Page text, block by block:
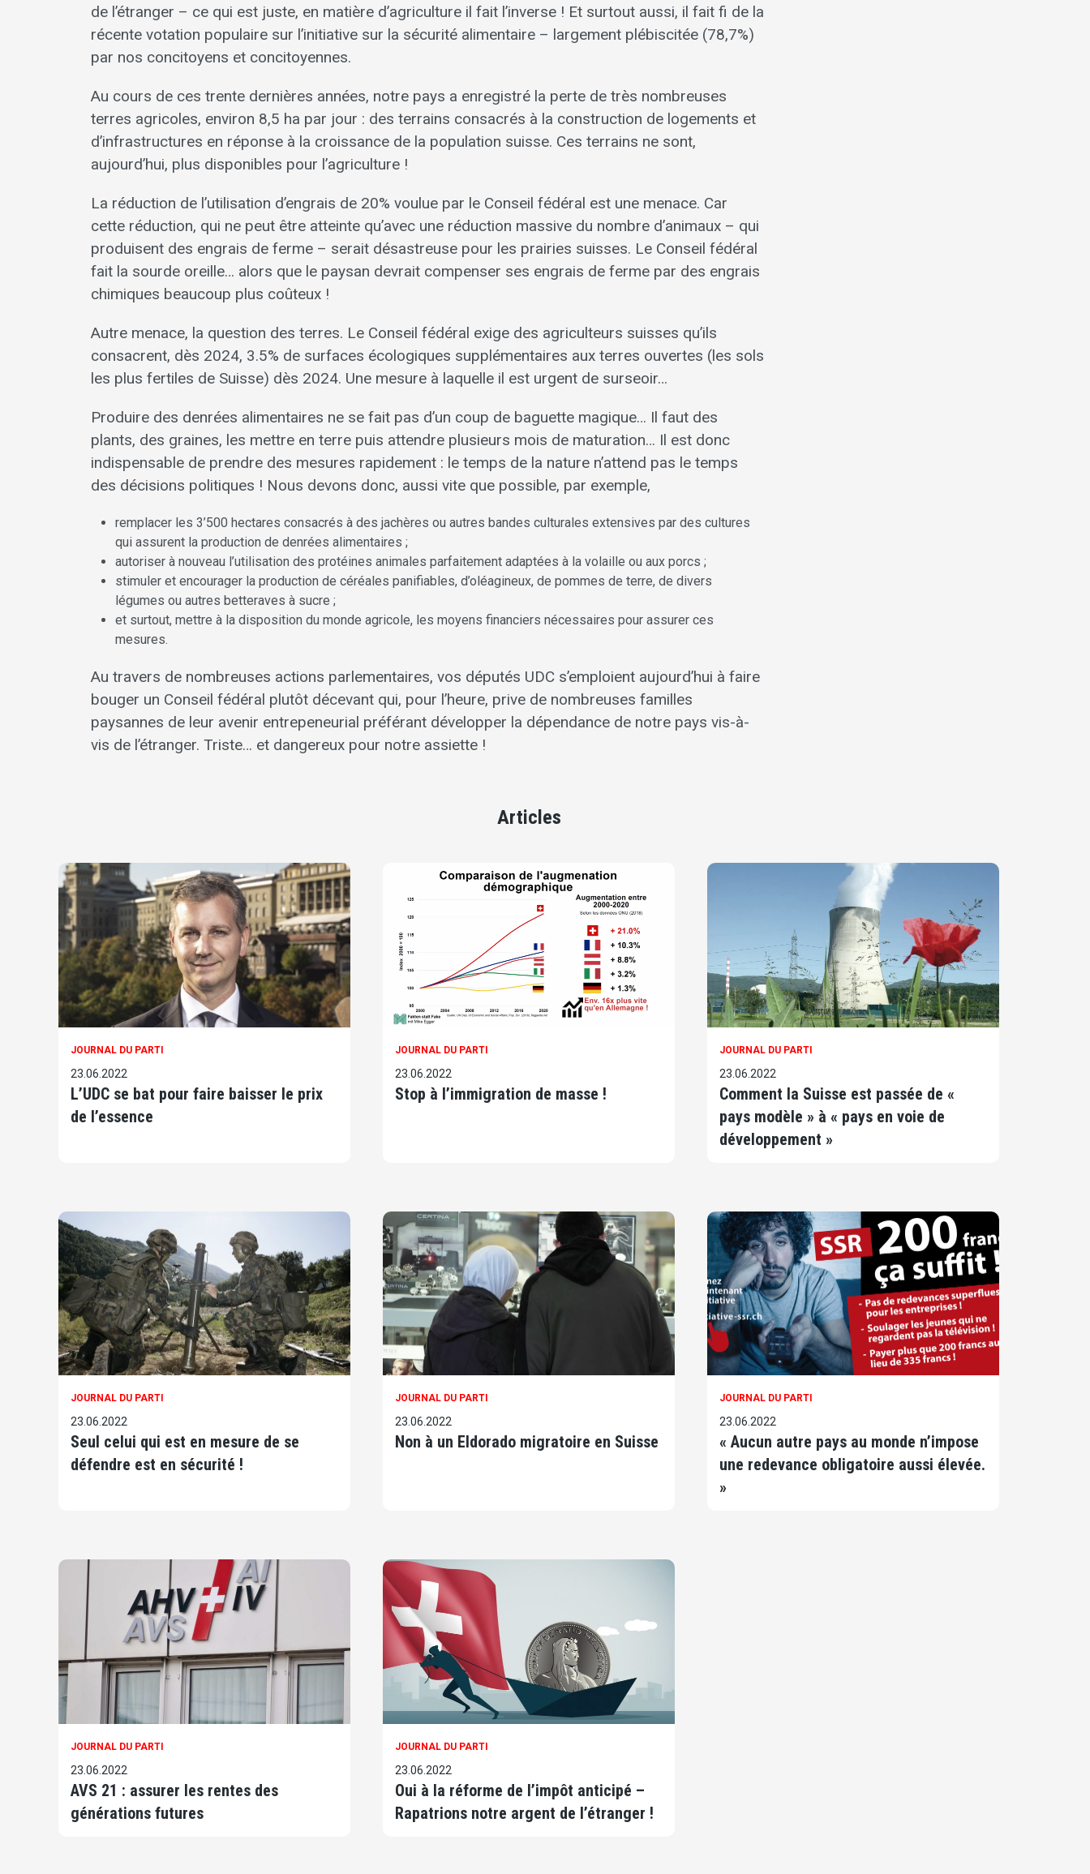
de l’étranger – ce qui est juste, en matière d’agriculture il fait l’inverse ! Et surtout aussi, il fait fi de la
récente votation populaire sur l’initiative sur la sécurité alimentaire – largement plébiscitée (78,7%)
par nos concitoyens et concitoyennes.
Au cours de ces trente dernières années, notre pays a enregistré la perte de très nombreuses
terres agricoles, environ 8,5 ha par jour : des terrains consacrés à la construction de logements et
d’infrastructures en réponse à la croissance de la population suisse. Ces terrains ne sont,
aujourd’hui, plus disponibles pour l’agriculture !
La réduction de l’utilisation d’engrais de 20% voulue par le Conseil fédéral est une menace. Car
cette réduction, qui ne peut être atteinte qu’avec une réduction massive du nombre d’animaux – qui
produisent des engrais de ferme – serait désastreuse pour les prairies suisses. Le Conseil fédéral
fait la sourde oreille… alors que le paysan devrait compenser ses engrais de ferme par des engrais
chimiques beaucoup plus coûteux !
Autre menace, la question des terres. Le Conseil fédéral exige des agriculteurs suisses qu’ils
consacrent, dès 2024, 3.5% de surfaces écologiques supplémentaires aux terres ouvertes (les sols
les plus fertiles de Suisse) dès 2024. Une mesure à laquelle il est urgent de surseoir…
Produire des denrées alimentaires ne se fait pas d’un coup de baguette magique… Il faut des
plants, des graines, les mettre en terre puis attendre plusieurs mois de maturation… Il est donc
indispensable de prendre des mesures rapidement : le temps de la nature n’attend pas le temps
des décisions politiques ! Nous devons donc, aussi vite que possible, par exemple,
remplacer les 3’500 hectares consacrés à des jachères ou autres bandes culturales extensives par des cultures
qui assurent la production de denrées alimentaires ;
autoriser à nouveau l’utilisation des protéines animales parfaitement adaptées à la volaille ou aux porcs ;
stimuler et encourager la production de céréales panifiables, d’oléagineux, de pommes de terre, de divers
légumes ou autres betteraves à sucre ;
et surtout, mettre à la disposition du monde agricole, les moyens financiers nécessaires pour assurer ces
mesures.
Au travers de nombreuses actions parlementaires, vos députés UDC s’emploient aujourd’hui à faire
bouger un Conseil fédéral plutôt décevant qui, pour l’heure, prive de nombreuses familles
paysannes de leur avenir entrepeneurial préférant développer la dépendance de notre pays vis-à-
vis de l’étranger. Triste… et dangereux pour notre assiette !
Articles
JOURNAL DU PARTI
23.06.2022
L’UDC se bat pour faire baisser le prix
de l’essence
JOURNAL DU PARTI
23.06.2022
Stop à l’immigration de masse !
JOURNAL DU PARTI
23.06.2022
Comment la Suisse est passée de «
pays modèle » à « pays en voie de
développement »
JOURNAL DU PARTI
23.06.2022
Seul celui qui est en mesure de se
défendre est en sécurité !
JOURNAL DU PARTI
23.06.2022
Non à un Eldorado migratoire en Suisse
JOURNAL DU PARTI
23.06.2022
« Aucun autre pays au monde n’impose
une redevance obligatoire aussi élevée.
»
JOURNAL DU PARTI
23.06.2022
AVS 21 : assurer les rentes des
générations futures
JOURNAL DU PARTI
23.06.2022
Oui à la réforme de l’impôt anticipé –
Rapatrions notre argent de l’étranger !